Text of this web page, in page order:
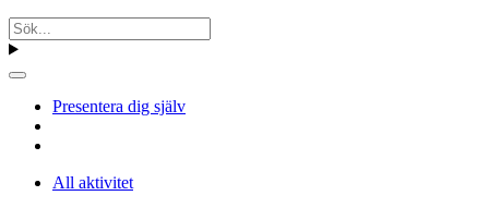
Presentera dig själv
All aktivitet